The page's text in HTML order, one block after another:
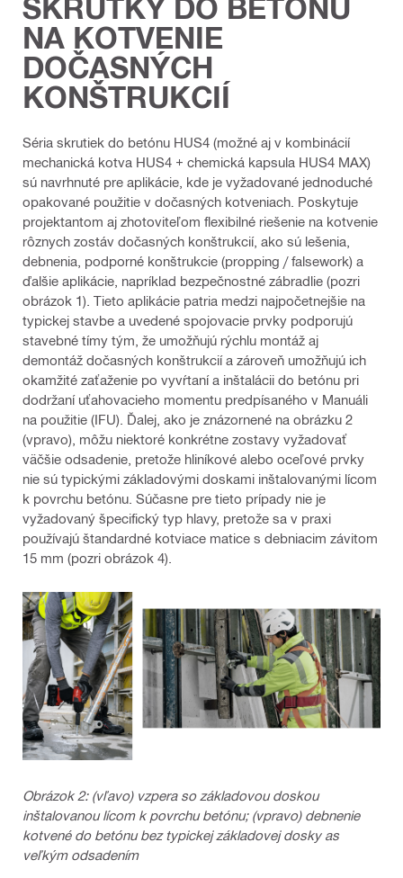
SKRUTKY DO BETÓNU
NA KOTVENIE
DOČASNÝCH
KONŠTRUKCIÍ
Séria skrutiek do betónu HUS4 (možné aj v kombinácií
mechanická kotva HUS4 + chemická kapsula HUS4 MAX)
sú navrhnuté pre aplikácie, kde je vyžadované jednoduché
opakované použitie v dočasných kotveniach. Poskytuje
projektantom aj zhotoviteľom flexibilné riešenie na kotvenie
rôznych zostáv dočasných konštrukcií, ako sú lešenia,
debnenia, podporné konštrukcie (propping / falsework) a
ďalšie aplikácie, napríklad bezpečnostné zábradlie (pozri
obrázok 1). Tieto aplikácie patria medzi najpočetnejšie na
typickej stavbe a uvedené spojovacie prvky podporujú
stavebné tímy tým, že umožňujú rýchlu montáž aj
demontáž dočasných konštrukcií a zároveň umožňujú ich
okamžité zaťaženie po vyvŕtaní a inštalácii do betónu pri
dodržaní uťahovacieho momentu predpísaného v Manuáli
na použitie (IFU). Ďalej, ako je znázornené na obrázku 2
(vpravo), môžu niektoré konkrétne zostavy vyžadovať
väčšie odsadenie, pretože hliníkové alebo oceľové prvky
nie sú typickými základovými doskami inštalovanými lícom
k povrchu betónu. Súčasne pre tieto prípady nie je
vyžadovaný špecifický typ hlavy, pretože sa v praxi
používajú štandardné kotviace matice s debniacim závitom
15 mm (pozri obrázok 4).
Obrázok 2: (vľavo) vzpera so základovou doskou
inštalovanou lícom k povrchu betónu; (vpravo) debnenie
kotvené do betónu bez typickej základovej dosky as
veľkým odsadením